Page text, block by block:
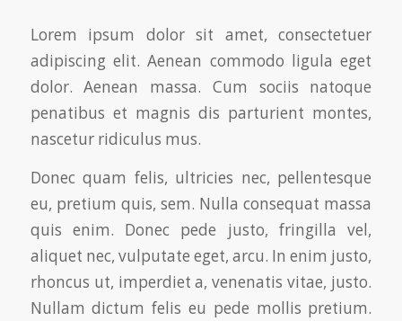
Lorem ipsum dolor sit amet, consectetuer
adipiscing elit. Aenean commodo ligula eget
dolor. Aenean massa. Cum sociis natoque
penatibus et magnis dis parturient montes,
nascetur ridiculus mus.
Donec quam felis, ultricies nec, pellentesque
eu, pretium quis, sem. Nulla consequat massa
quis enim. Donec pede justo, fringilla vel,
aliquet nec, vulputate eget, arcu. In enim justo,
rhoncus ut, imperdiet a, venenatis vitae, justo.
Nullam dictum felis eu pede mollis pretium.